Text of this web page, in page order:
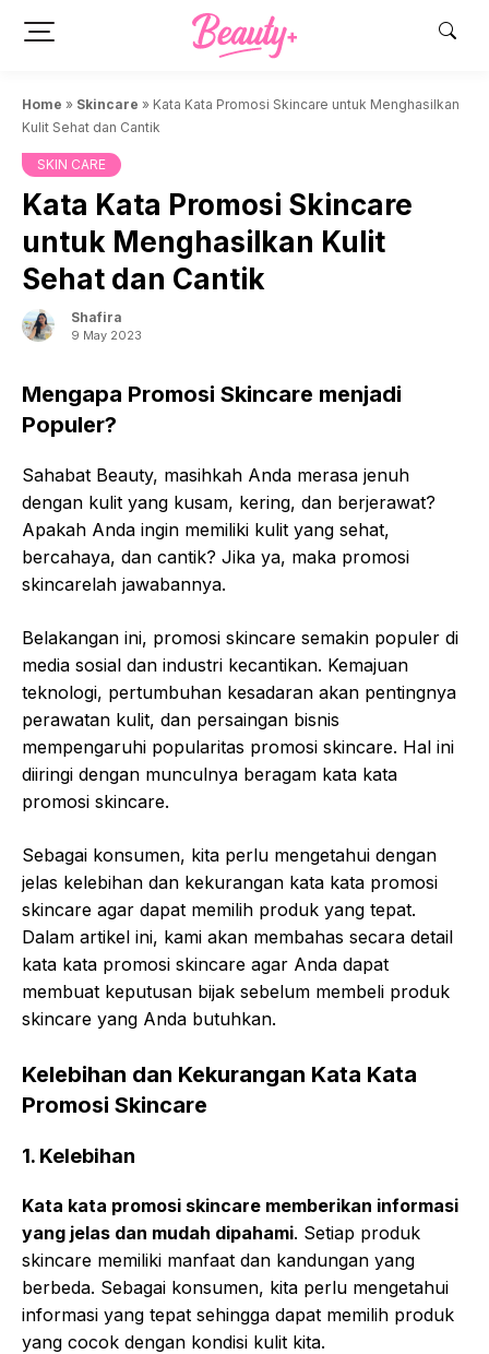
Home » Skincare » Kata Kata Promosi Skincare untuk Menghasilkan
Kulit Sehat dan Cantik
SKIN CARE
Kata Kata Promosi Skincare
untuk Menghasilkan Kulit
Sehat dan Cantik
Shafira
9 May 2023
Mengapa Promosi Skincare menjadi
Populer?
Sahabat Beauty, masihkah Anda merasa jenuh
dengan kulit yang kusam, kering, dan berjerawat?
Apakah Anda ingin memiliki kulit yang sehat,
bercahaya, dan cantik? Jika ya, maka promosi
skincarelah jawabannya.
Belakangan ini, promosi skincare semakin populer di
media sosial dan industri kecantikan. Kemajuan
teknologi, pertumbuhan kesadaran akan pentingnya
perawatan kulit, dan persaingan bisnis
mempengaruhi popularitas promosi skincare. Hal ini
diiringi dengan munculnya beragam kata kata
promosi skincare.
Sebagai konsumen, kita perlu mengetahui dengan
jelas kelebihan dan kekurangan kata kata promosi
skincare agar dapat memilih produk yang tepat.
Dalam artikel ini, kami akan membahas secara detail
kata kata promosi skincare agar Anda dapat
membuat keputusan bijak sebelum membeli produk
skincare yang Anda butuhkan.
Kelebihan dan Kekurangan Kata Kata
Promosi Skincare
1. Kelebihan
Kata kata promosi skincare memberikan informasi
yang jelas dan mudah dipahami. Setiap produk
skincare memiliki manfaat dan kandungan yang
berbeda. Sebagai konsumen, kita perlu mengetahui
informasi yang tepat sehingga dapat memilih produk
yang cocok dengan kondisi kulit kita.